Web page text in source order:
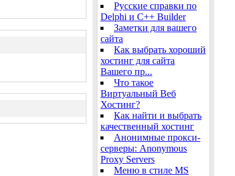
Русские справки по
Delphi и C++ Builder
Заметки для вашего
сайта
Как выбрать хороший
хостинг для сайта
Вашего пр...
Что такое
Виртуальный Веб
Хостинг?
Как найти и выбрать
качественный хостинг
Анонимные прокси-
серверы: Anonymous
Proxy Servers
Меню в стиле MS